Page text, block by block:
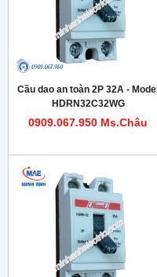
Cầu dao an toàn 2P 32A - Model
HDRN32C32WG
0909.067.950 Ms.Châu